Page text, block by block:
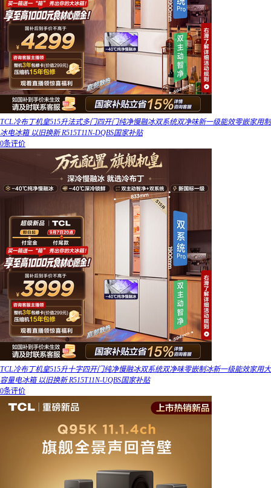
TCL冷布丁机皇515升法式多门四开门纯净慢融冰双系统双净味新一级能效零嵌家用制
冰电冰箱 以旧换新 R515T11N-DQBS国家补贴
0条评价
TCL冷布丁机皇515升十字四开门纯净慢融冰双系统双净味零嵌制冰新一级能效家用大
容量电冰箱 以旧换新 R515T11N-UQBS国家补贴
0条评价